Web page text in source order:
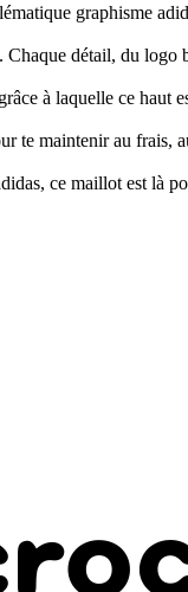
graphisme
détail, du logo
à laquelle ce haut
maintenir au frais,
ce maillot est là